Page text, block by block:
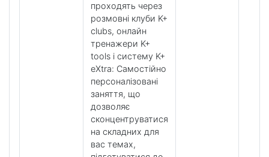
проходять через
розмовні клуби K+
clubs, онлайн
тренажери K+
tools і систему K+
eXtra: Самостійно
персоналізовані
заняття, що
дозволяє
сконцентруватися
на складних для
вас темах,